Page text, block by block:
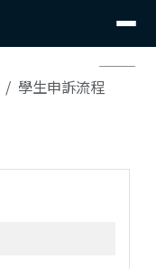
學生申訴流程